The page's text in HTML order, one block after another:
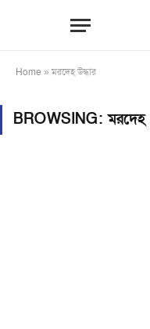
Home »মরদেহ উদ্ধার
BROWSING:মরদেহ